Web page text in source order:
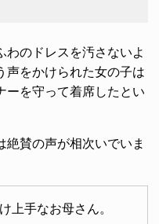
わのドレスを汚さないよ
声をかけられた女の子は
ーを守って着席したとい
賛の声が相次いでいま
上手なお母さん。